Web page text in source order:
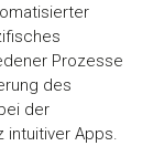
Prozesse
des
der
intuitiver Apps.